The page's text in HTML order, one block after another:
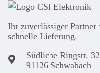
Ihr zuver­läs­siger
schnel­le Lie­ferung.
Südliche Ringstr. 32
91126 Schwabach